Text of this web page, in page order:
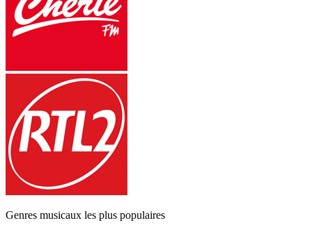
Genres musicaux les plus populaires